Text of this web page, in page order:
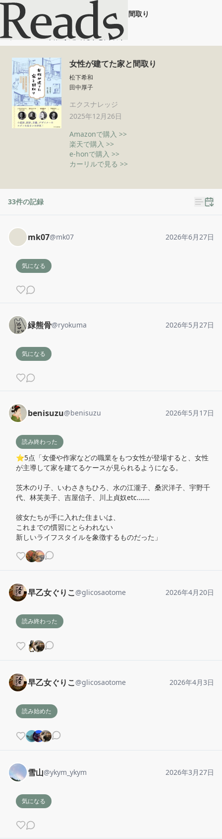
女性が建てた家と間取り
ホーム 女性が建てた家と間取り
女性が建てた家と間取り
松下希和
田中厚子
エクスナレッジ
2025年12月26日
Amazonで購入 >>
楽天で購入 >>
e-honで購入 >>
カーリルで見る >>
33件の記録
mk07@mk07 2026年6月27日
気になる
緑熊骨@ryokuma 2026年5月27日
気になる
benisuzu@benisuzu 2026年5月17日
読み終わった
⭐️5点「女優や作家などの職業をもつ女性が登場すると、女性
が主導して家を建てるケースが見られるようになる。
茨木のり子、いわさきちひろ、水の江瀧子、桑沢洋子、宇野千
代、林芙美子、吉屋信子、川上貞奴etc.……
彼女たちが手に入れた住まいは、
これまでの慣習にとらわれない
新しいライフスタイルを象徴するものだった」
早乙女ぐりこ@glicosaotome 2026年4月20日
読み終わった
早乙女ぐりこ@glicosaotome 2026年4月3日
読み始めた
雪山@ykym_ykym 2026年3月27日
気になる